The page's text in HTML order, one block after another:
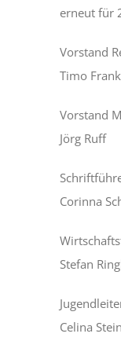
erneut für
Timo Frank
Jörg Ruff
Corinna
Stefan
Celina